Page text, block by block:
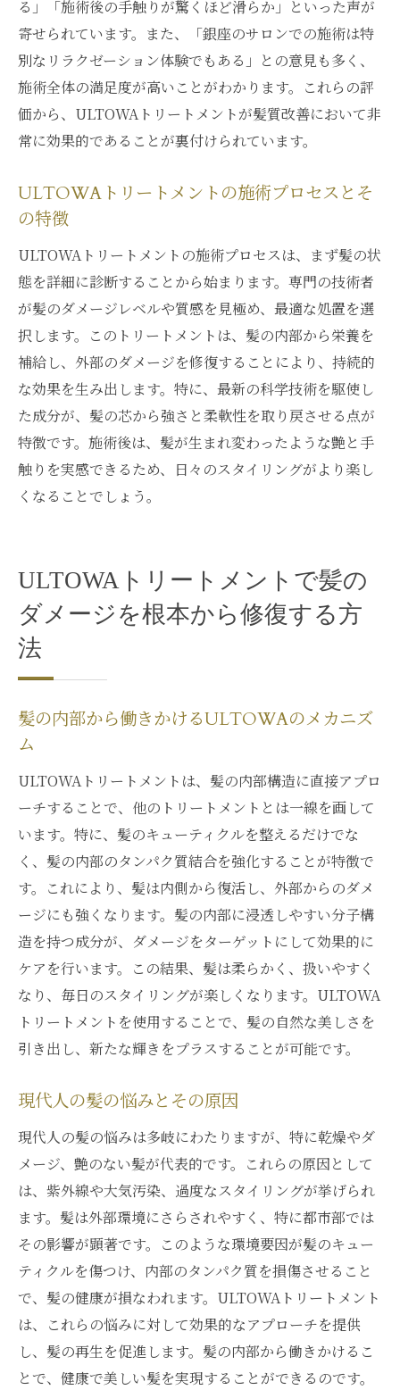
トメント体験
髪質改善で得られる自信とその心理的影響
銀座の洗練された環境でのリラクゼーショ
ン
自分磨きの一環としてのトリートメント
トリートメント体験から生まれる新たな価
髪質改善を通じて得られる日常生活の変化
る」「施術後の手触りが驚くほど滑らか」といった声が
寄せられています。また、「銀座のサロンでの施術は特
別なリラクゼーション体験でもある」との意見も多く、
施術全体の満足度が高いことがわかります。これらの評
価から、ULTOWAトリートメントが髪質改善において非
常に効果的であることが裏付けられています。
ULTOWAトリートメントの施術プロセスとそ
の特徴
ULTOWAトリートメントの施術プロセスは、まず髪の状
態を詳細に診断することから始まります。専門の技術者
が髪のダメージレベルや質感を見極め、最適な処置を選
択します。このトリートメントは、髪の内部から栄養を
補給し、外部のダメージを修復することにより、持続的
な効果を生み出します。特に、最新の科学技術を駆使し
た成分が、髪の芯から強さと柔軟性を取り戻させる点が
特徴です。施術後は、髪が生まれ変わったような艶と手
触りを実感できるため、日々のスタイリングがより楽し
くなることでしょう。
ULTOWAトリートメントで髪の
ダメージを根本から修復する方
法
髪の内部から働きかけるULTOWAのメカニズ
ム
ULTOWAトリートメントは、髪の内部構造に直接アプロ
ーチすることで、他のトリートメントとは一線を画して
います。特に、髪のキューティクルを整えるだけでな
く、髪の内部のタンパク質結合を強化することが特徴で
す。これにより、髪は内側から復活し、外部からのダメ
ージにも強くなります。髪の内部に浸透しやすい分子構
造を持つ成分が、ダメージをターゲットにして効果的に
ケアを行います。この結果、髪は柔らかく、扱いやすく
なり、毎日のスタイリングが楽しくなります。ULTOWA
トリートメントを使用することで、髪の自然な美しさを
引き出し、新たな輝きをプラスすることが可能です。
現代人の髪の悩みとその原因
現代人の髪の悩みは多岐にわたりますが、特に乾燥やダ
メージ、艶のない髪が代表的です。これらの原因として
は、紫外線や大気汚染、過度なスタイリングが挙げられ
ます。髪は外部環境にさらされやすく、特に都市部では
その影響が顕著です。このような環境要因が髪のキュー
ティクルを傷つけ、内部のタンパク質を損傷させること
で、髪の健康が損なわれます。ULTOWAトリートメント
は、これらの悩みに対して効果的なアプローチを提供
し、髪の再生を促進します。髪の内部から働きかけるこ
とで、健康で美しい髪を実現することができるのです。